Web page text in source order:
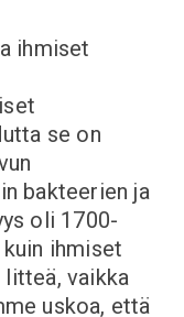
ihmiset
se on
bakteerien ja
oli 1700-
ihmiset
litteä, vaikka
uskoa, että